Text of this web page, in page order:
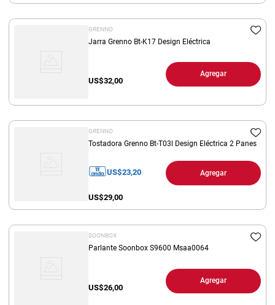
GRENNO
Jarra Grenno Bt-K17 Design Eléctrica
US$32,00
Agregar
GRENNO
Tostadora Grenno Bt-T03l Design Eléctrica 2 Panes
US$23,20
US$29,00
Agregar
SOONBOX
Parlante Soonbox S9600 Msaa0064
US$26,00
Agregar